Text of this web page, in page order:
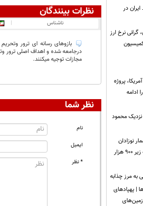
نظرات بینندگان
ناشناس |
بازوهای رسانه ای ترور
درجامعه شده و اهداف اصلی ترور
مجازات توجیه میکنند.
نظر شما
نام
ایمیل
* نظر
در
نرخ ارز
پروژه
ادامه
نزدیک محمود
نوزادان
برای نخستین بار در ۶۰ سال گذشته زیر ۹۰۰ هزار
به مرز چذابه
| پهپادهای